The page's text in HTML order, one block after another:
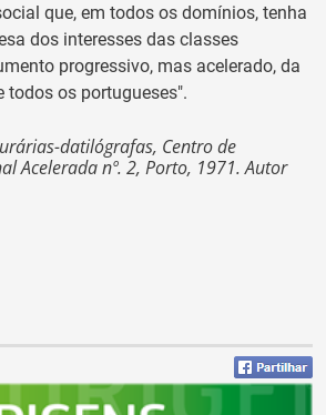
que, em todos os domínios, tenha
dos interesses das classes
progressivo, mas acelerado, da
todos os portugueses".
datilógrafas, Centro de
Acelerada nº. 2, Porto, 1971. Autor